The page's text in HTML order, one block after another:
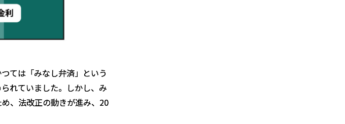
ては「みなし弁済」という
れていました。しかし、み
、法改正の動きが進み、20